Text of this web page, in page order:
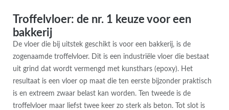
Troffelvloer: de nr. 1 keuze voor een
bakkerij
De vloer die bij uitstek geschikt is voor een bakkerij, is de
zogenaamde troffelvloer. Dit is een industriële vloer die bestaat
uit grind dat wordt vermengd met kunsthars (epoxy). Het
resultaat is een vloer op maat die ten eerste bijzonder praktisch
is en extreem zwaar belast kan worden. Ten tweede is de
troffelvloer maar liefst twee keer zo sterk als beton. Tot slot is